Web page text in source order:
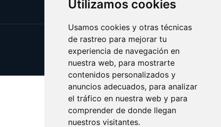
Utilizamos cookies
Usamos cookies y otras técnicas
de rastreo para mejorar tu
experiencia de navegación en
nuestra web, para mostrarte
contenidos personalizados y
anuncios adecuados, para analizar
el tráfico en nuestra web y para
comprender de donde llegan
nuestros visitantes.
Update cookies preferences
Copyright © 2025 validar.es